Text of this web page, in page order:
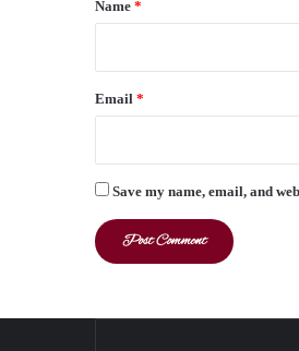
Name *
Email *
Save my name, email, and